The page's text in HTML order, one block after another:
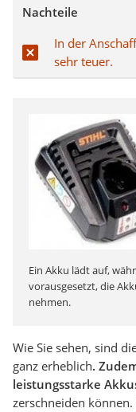
Nachteile
In der
sehr teuer.
Ein Akku lädt auf,
vorausgesetzt, die
nehmen.
Wie Sie sehen, sind
ganz erheblich.
leistungsstarke
zerschneiden